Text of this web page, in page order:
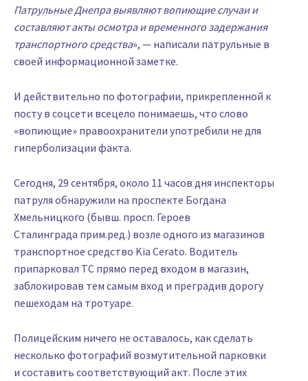
Патрульные Днепра выявляют вопиющие случаи и
составляют акты осмотра и временного задержания
транспортного средства», — написали патрульные в
своей информационной заметке.
И действительно по фотографии, прикрепленной к
посту в соцсети всецело понимаешь, что слово
«вопиющие» правоохранители употребили не для
гиперболизации факта.
Сегодня, 29 сентября, около 11 часов дня инспекторы
патруля обнаружили на проспекте Богдана
Хмельницкого (бывш. просп. Героев
Сталинграда прим.ред.) возле одного из магазинов
транспортное средство Kia Cerato. Водитель
припарковал ТС прямо перед входом в магазин,
заблокировав тем самым вход и преградив дорогу
пешеходам на тротуаре.
Полицейским ничего не оставалось, как сделать
несколько фотографий возмутительной парковки
и составить соответствующий акт. После этих